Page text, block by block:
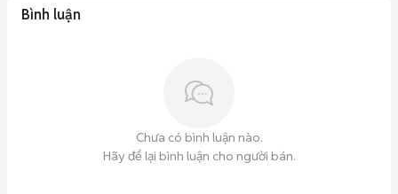
Bình luận
Chưa có bình luận nào.
Hãy để lại bình luận cho người bán.